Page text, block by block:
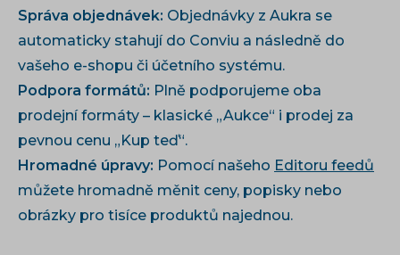
Správa objednávek: Objednávky z Aukra se
automaticky stahují do Conviu a následně do
vašeho e-shopu či účetního systému.
Podpora formátů: Plně podporujeme oba
prodejní formáty – klasické „Aukce“ i prodej za
pevnou cenu „Kup teď“.
Hromadné úpravy: Pomocí našeho Editoru feedů
můžete hromadně měnit ceny, popisky nebo
obrázky pro tisíce produktů najednou.